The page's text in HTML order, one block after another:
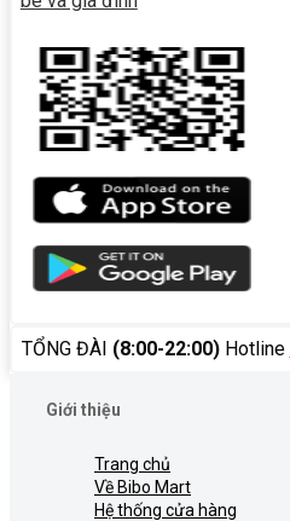
TỔNG ĐÀI (8:00-22:00)Hotline
Giới thiệu
Trang chủ
Về Bibo Mart
Hệ thống cửa hàng